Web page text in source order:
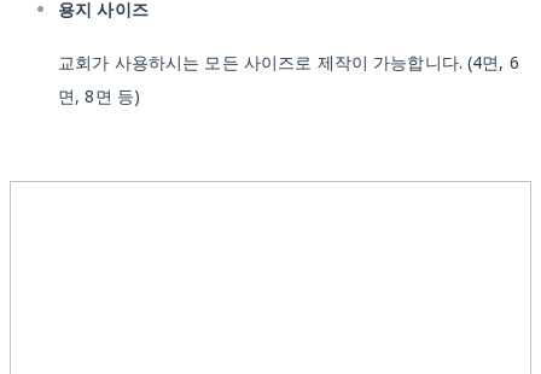
용지 사이즈
교회가 사용하시는 모든 사이즈로 제작이 가능합니다.(4면, 6
면, 8면 등)